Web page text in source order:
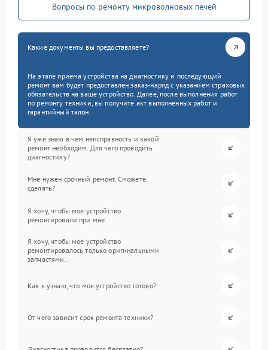
Вопросы по ремонту микроволновых печей
Какие документы вы предоставляете?
На этапе приема устройства на диагностику и последующий
ремонт вам будет предоставлен заказ-наряд с указанием страховых
обязательств на ваше устройство. Далее, после выполнения работ
по ремонту техники, вы получите акт выполненных работ и
гарантийный талон.
Я уже знаю в чем неисправность и какой
ремонт необходим. Для чего проводить
диагностику?
Мне нужен срочный ремонт. Сможете
сделать?
Я хочу, чтобы мое устройство
ремонтировали при мне.
Я хочу, чтобы мое устройство
ремонтировалось только оригинальными
запчастями.
Как я узнаю, что мое устройство готово?
От чего зависит срок ремонта техники?